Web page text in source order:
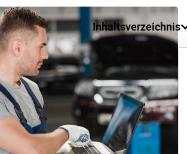
Inhaltsverzeichnis